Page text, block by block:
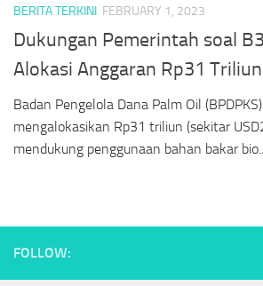
BERITA TERKINI FEBRUARY 1, 2023
Dukungan Pemerintah soal
Alokasi Anggaran Rp31
Badan Pengelola Dana Palm Oil
mengalokasikan Rp31 triliun (sekitar
mendukung penggunaan bahan bakar
FOLLOW: